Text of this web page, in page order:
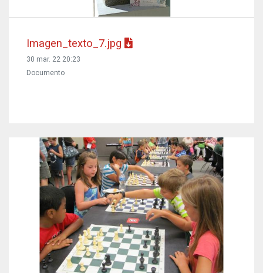
Imagen_texto_7.jpg
30 mar. 22 20:23
Documento